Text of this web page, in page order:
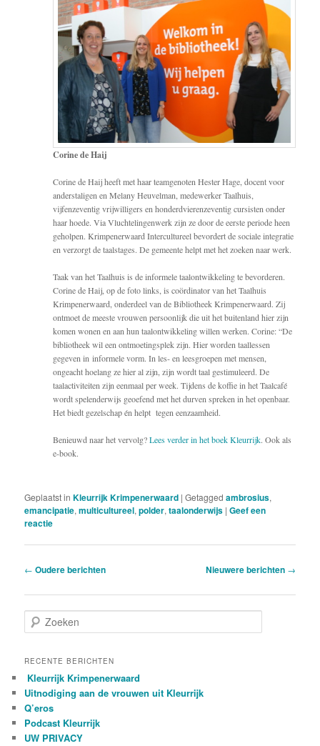
Corine de Haij
Corine de Haij heeft met haar teamgenoten Hester Hage, docent voor
anderstaligen en Melany Heuvelman, medewerker Taalhuis,
vijfenzeventig vrijwilligers en honderdvierenzeventig cursisten onder
haar hoede. Via Vluchtelingenwerk zijn ze door de eerste periode heen
geholpen. Krimpenerwaard Intercultureel bevordert de sociale integratie
en verzorgt de taalstages. De gemeente helpt met het zoeken naar werk.
Taak van het Taalhuis is de informele taalontwikkeling te bevorderen.
Corine de Haij, op de foto links, is coördinator van het Taalhuis
Krimpenerwaard, onderdeel van de Bibliotheek Krimpenerwaard. Zij
ontmoet de meeste vrouwen persoonlijk die uit het buitenland hier zijn
komen wonen en aan hun taalontwikkeling willen werken. Corine: “De
bibliotheek wil een ontmoetingsplek zijn. Hier worden taallessen
gegeven in informele vorm. In les- en leesgroepen met mensen,
ongeacht hoelang ze hier al zijn, zijn wordt taal gestimuleerd. De
taalactiviteiten zijn eenmaal per week. Tijdens de koffie in het Taalcafé
wordt spelenderwijs geoefend met het durven spreken in het openbaar.
Het biedt gezelschap én helpt tegen eenzaamheid.
Benieuwd naar het vervolg?Lees verder in het boek Kleurrijk. Ook als
e-book.
Geplaatst in Kleurrijk Krimpenerwaard |Getagged ambrosius,
emancipatie,multicultureel,polder,taalonderwijs |Geef een
reactie
Berichtnavigatie
← Oudere berichten Nieuwere berichten →
o
k
n
RECENTE BERICHTEN
Kleurrijk Krimpenerwaard
Uitnodiging aan de vrouwen uit Kleurrijk
Q’eros
Podcast Kleurrijk
UW PRIVACY